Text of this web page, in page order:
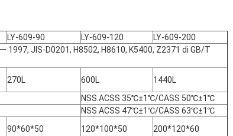
LY-609-90 LY-609-120
LY-609-200
1997, JIS-D0201, H8502, H8610, K5400, Z2371 di GB/T
270L 600L 1440L
NSS.ACSS 35℃±1℃/CASS 50℃±1℃
NSS.ACSS 47℃±1℃/CASS 63℃±1℃
90*60*50 120*100*50 200*120*60